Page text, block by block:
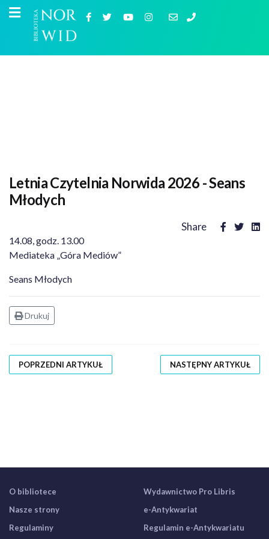
Letnia Czytelnia Norwida 2026 - Seans
Młodych
Share
14.08, godz. 13.00
Mediateka „Góra Mediów”
Seans Młodych
Drukuj
POPRZEDNI ARTYKUŁ NASTĘPNY ARTYKUŁ
O bibliotece
Nasze strony
Regulaminy
Wydawnictwo Pro Libris
e-Antykwariat
Regulamin e-Antykwariatu